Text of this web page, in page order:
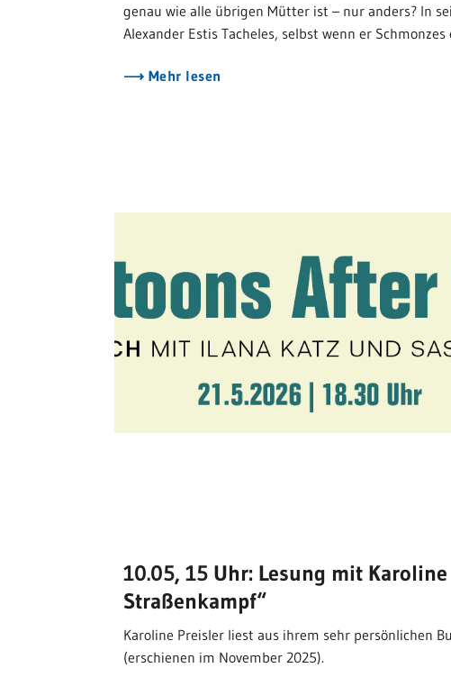
genau wie alle übrigen Mütter ist – nur anders? In
Alexander Estis Tacheles, selbst wenn er Schmonzes
Mehr lesen
10.05, 15 Uhr: Lesung mit
Straßenkampf“
Karoline Preisler liest aus ihrem sehr persönlichen
(erschienen im November 2025).